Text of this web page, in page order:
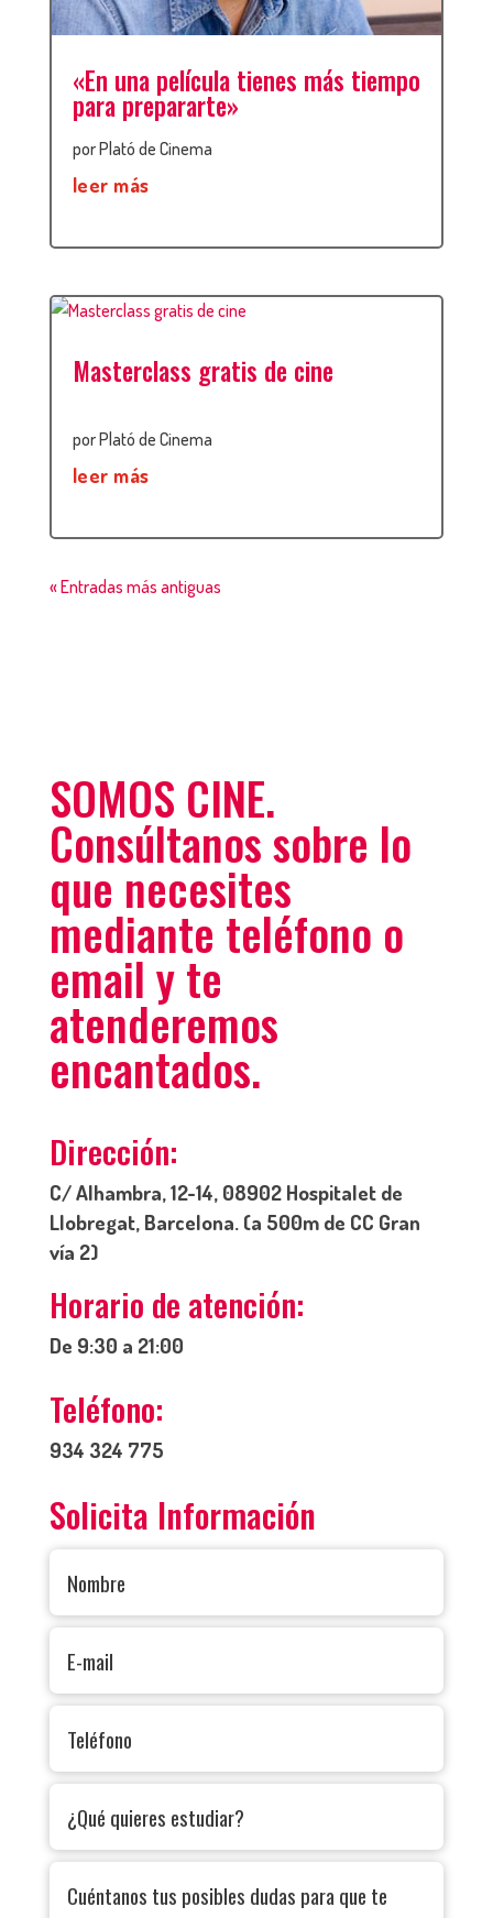
«En una película tienes más tiempo
para prepararte»
porPlató de Cinema
leer más
Masterclass gratis de cine
porPlató de Cinema
leer más
« Entradas más antiguas
SOMOS CINE.
Consúltanos sobre lo
que necesites
mediante teléfono o
email y te
atenderemos
encantados.
Dirección:
C/ Alhambra, 12-14, 08902 Hospitalet de
Llobregat, Barcelona. (a 500m de CC Gran
vía 2)
Horario de atención:
De 9:30 a 21:00
Teléfono:
934 324 775
Solicita Información